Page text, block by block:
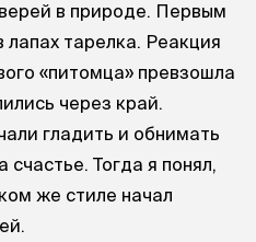
в природе. Первым
лапах тарелка. Реакция
«питомца» превзошла
через край.
гладить и обнимать
счастье. Тогда я понял,
же стиле начал